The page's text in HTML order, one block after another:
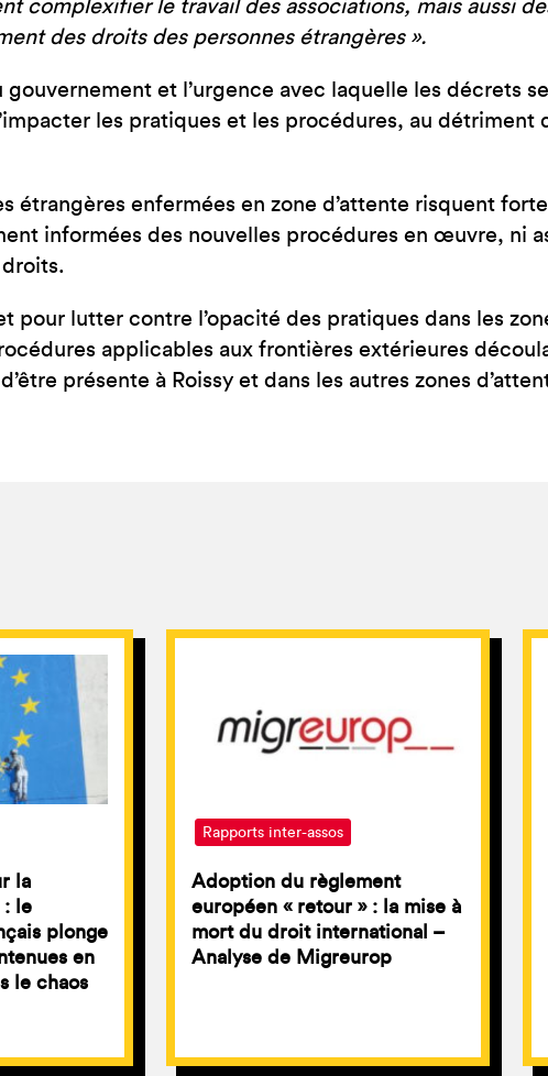
complexifier le travail des associations, mais aussi
des droits des personnes étrangères ».
gouvernement et l’urgence avec laquelle les décrets
les pratiques et les procédures, au détriment
étrangères enfermées en zone d’attente risquent
informées des nouvelles procédures en œuvre, ni
droits.
pour lutter contre l’opacité des pratiques dans les
applicables aux frontières extérieures
présente à Roissy et dans les autres zones
la
: le
plonge
en
le chaos
Rapports inter-assos
Adoption du règlement
européen « retour » : la mise à
mort du droit international –
Analyse de Migreurop